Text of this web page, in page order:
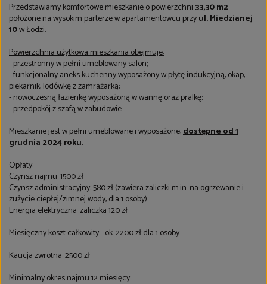
Przedstawiamy komfortowe mieszkanie o powierzchni 33,30 m2
położone na wysokim parterze w apartamentowcu przyul. Miedzianej
10w Łodzi.
Powierzchnia użytkowa mieszkania obejmuje:
- przestronny w pełni umeblowany salon;
- funkcjonalny aneks kuchenny wyposażony w płytę indukcyjną, okap,
piekarnik, lodówkę z zamrażarką;
- nowoczesną łazienkę wyposażoną w wannę oraz pralkę;
- przedpokój z szafą w zabudowie.
Mieszkanie jest w pełni umeblowane i wyposażone,dostępne od 1
grudnia 2024 roku.
Opłaty:
Czynsz najmu: 1500 zł
Czynsz administracyjny: 580 zł (zawiera zaliczki m.in. na ogrzewanie i
zużycie ciepłej/zimnej wody, dla 1 osoby)
Energia elektryczna: zaliczka 120 zł
Miesięczny koszt całkowity - ok. 2200 zł dla 1 osoby
Kaucja zwrotna: 2500 zł
Minimalny okres najmu 12 miesięcy